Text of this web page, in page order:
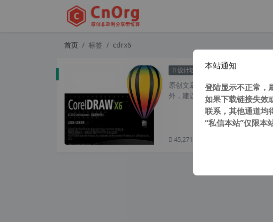
首页 标签 cdrx6
设计软件 CorelDRAW X6(CDR
原创文章，转载请注明： 转载
外，建议避开晚上的访问高...
45,271 次浏览
本站通知
登陆显示不正常，
如果下载链接失效
联系，其他通道均
“私信本站”仅限本